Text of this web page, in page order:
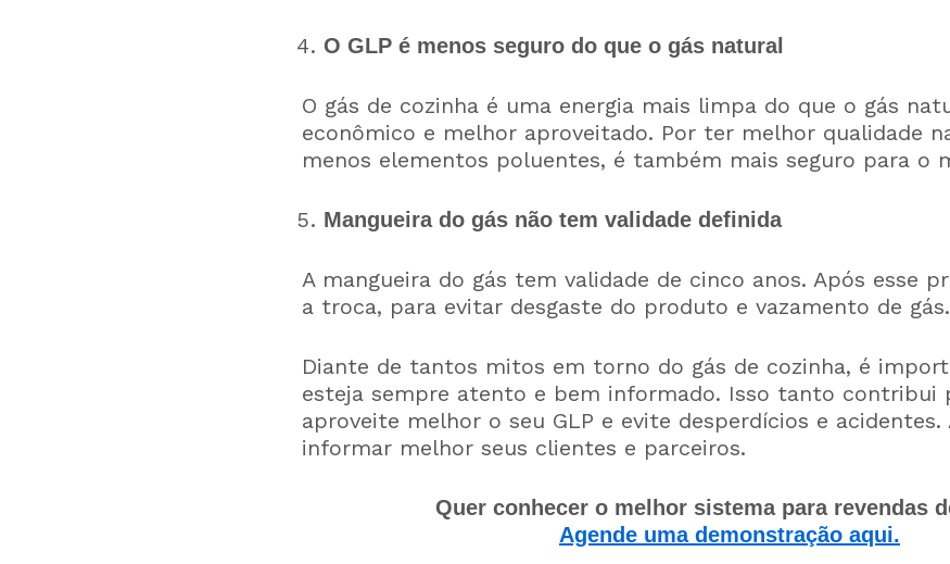
O GLP é menos seguro do que o gás natural
O gás de cozinha é uma energia mais limpa do que o gás
econômico e melhor aproveitado. Por ter melhor qualidade
menos elementos poluentes, é também mais seguro para o
Mangueira do gás não tem validade definida
A mangueira do gás tem validade de cinco anos. Após esse
a troca, para evitar desgaste do produto e vazamento de gás.
Diante de tantos mitos em torno do gás de cozinha, é
esteja sempre atento e bem informado. Isso tanto contribui
aproveite melhor o seu GLP e evite desperdícios e
informar melhor seus clientes e parceiros.
Quer conhecer o melhor sistema para revendas
Agende uma demonstração aqui.